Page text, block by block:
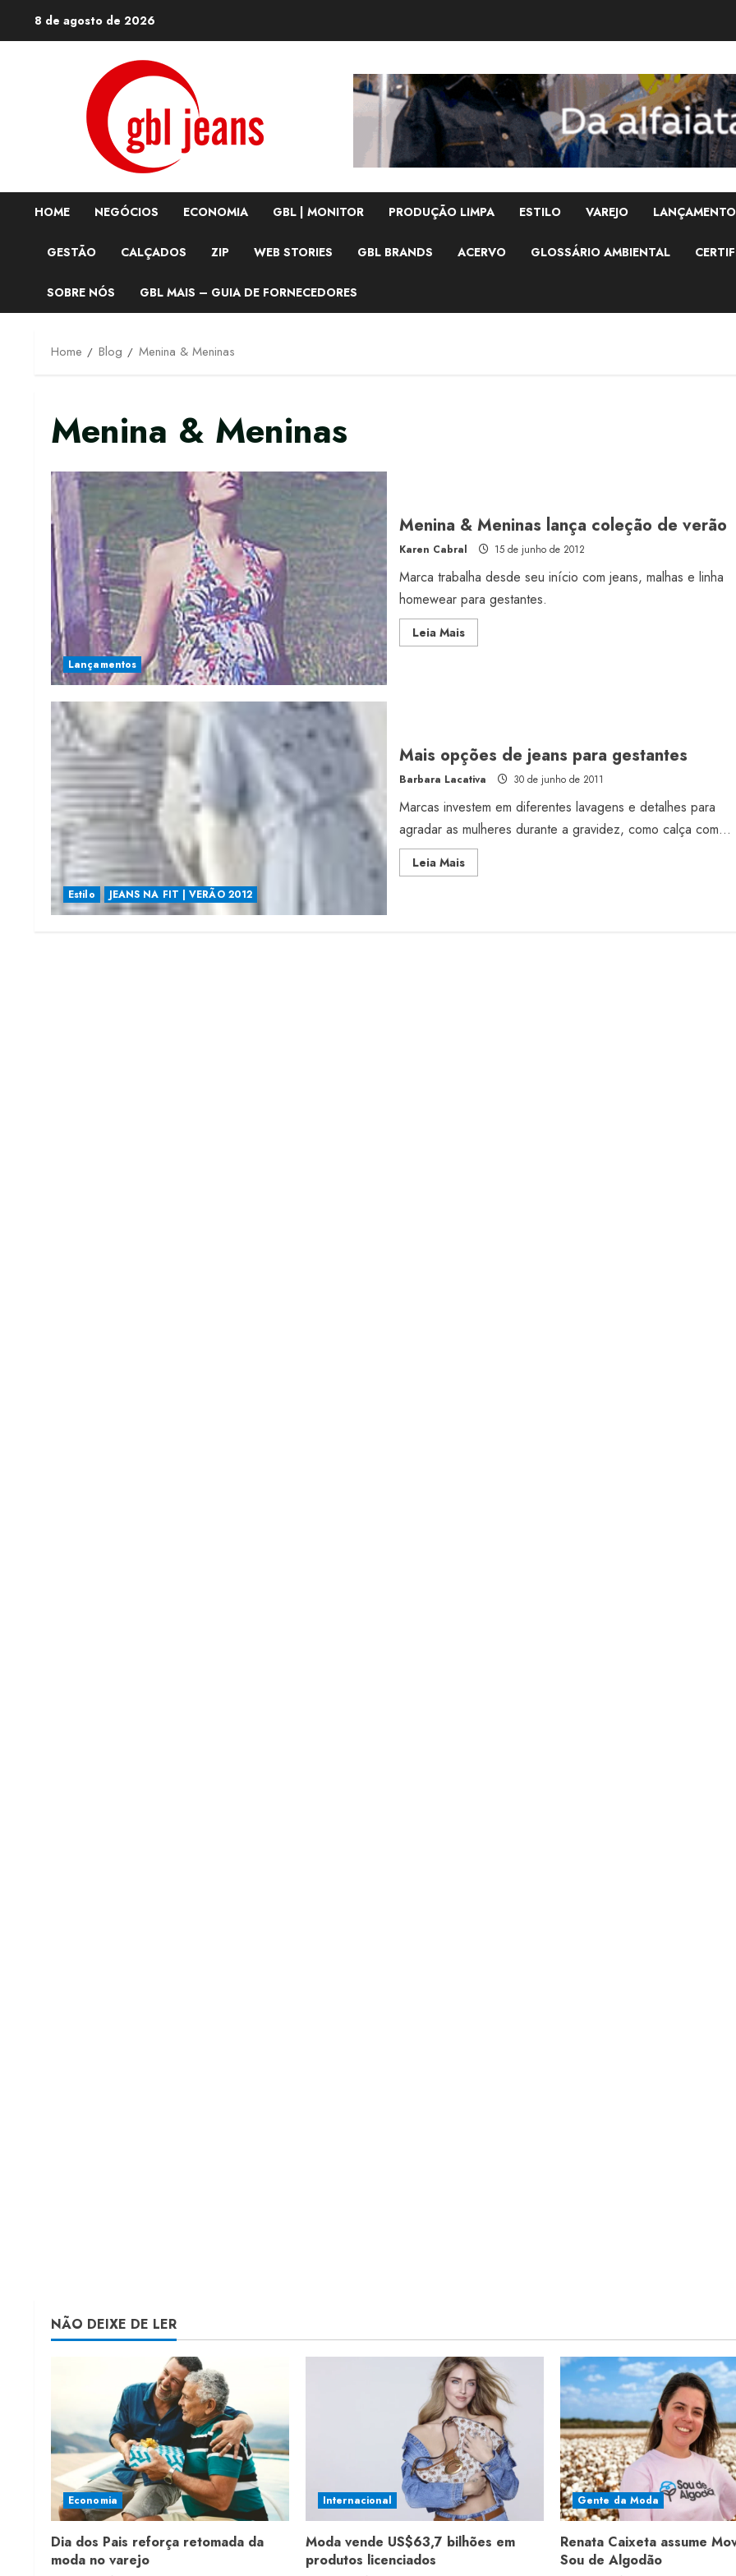
8 de agosto de 2026
HOME NEGÓCIOS ECONOMIA GBL | MONITOR PRODUÇÃO LIMPA ESTILO VAREJO
GESTÃO CALÇADOS ZIP WEB STORIES GBL BRANDS ACERVO GLOSSÁRIO AMBIENTAL
SOBRE NÓS GBL MAIS – GUIA DE FORNECEDORES
Home Blog Menina & Meninas
Menina & Meninas
Lançamentos
Menina & Meninas lança coleção de verão
Karen Cabral 15 de junho de 2012
Marca trabalha desde seu início com jeans, malhas e linha
homewear para gestantes.
Leia MaisRead
more
Estilo JEANS NA FIT | VERÃO 2012
Mais opções de jeans para gestantes
Barbara Lacativa 30 de junho de 2011
Marcas investem em diferentes lavagens e detalhes para
agradar as mulheres durante a gravidez, como calça com...
Leia MaisRead
more
NÃO DEIXE DE LER
Economia
Dia dos Pais reforça retomada da
moda no varejo
Internacional
Moda vende US$63,7 bilhões em
produtos licenciados
Gente da Moda
Renata Caixeta assume
Sou de Algodão